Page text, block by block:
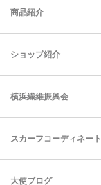
商品紹介
ショップ紹介
横浜繊維振興会
スカーフコーディネート
大使ブログ